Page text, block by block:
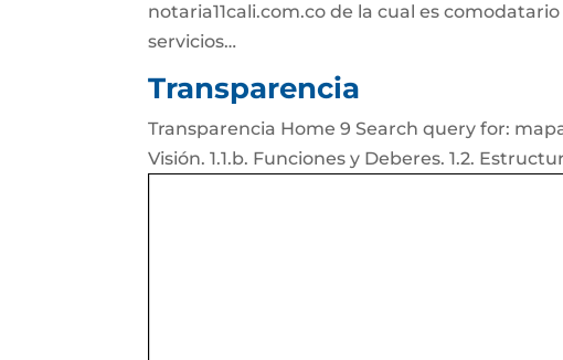
notaria11cali.com.co de la cual es
servicios…
Transparencia
Transparencia Home 9 Search query for:
Visión. 1.1.b. Funciones y Deberes. 1.2.